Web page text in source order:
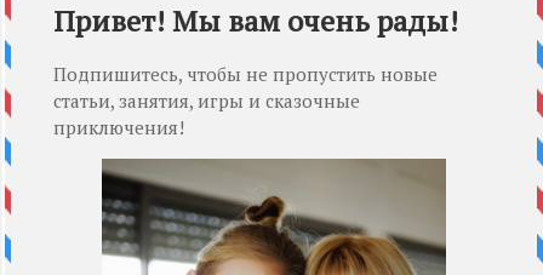
материалы. Не могли бы Вы сказать, какие
игрушки Вы использовали (деревянные),